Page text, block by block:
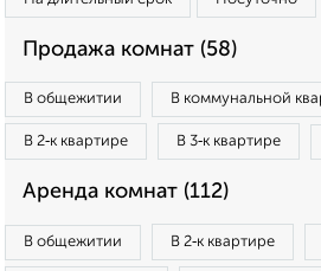
Продажа комнат (58)
В общежитии В коммунальной
В 2‑к квартире В 3‑к квартире
Аренда комнат (112)
В общежитии В 2‑к квартире